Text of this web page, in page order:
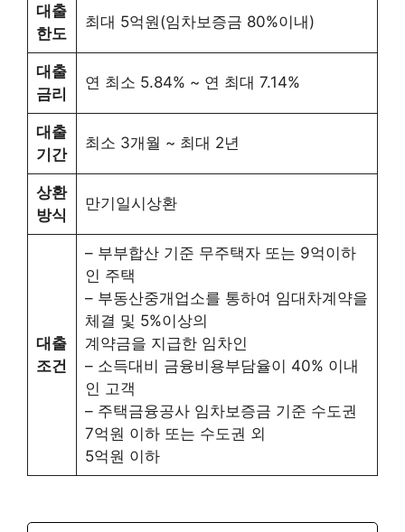
대출
한도
최대 5억원(임차보증금 80%이내)
대출
금리
연 최소 5.84% ~ 연 최대 7.14%
대출
기간
최소 3개월 ~ 최대 2년
상환
방식
만기일시상환
대출
조건
– 부부합산 기준 무주택자 또는 9억이하
인 주택
– 부동산중개업소를 통하여 임대차계약을
체결 및 5%이상의
계약금을 지급한 임차인
– 소득대비 금융비용부담율이 40% 이내
인 고객
– 주택금융공사 임차보증금 기준 수도권
7억원 이하 또는 수도권 외
5억원 이하